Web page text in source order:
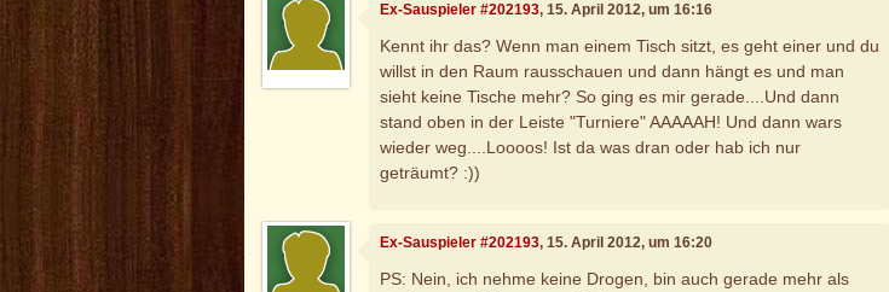
Ex-Sauspieler #202193, 15. April 2012, um 16:16
Kennt ihr das? Wenn man einem Tisch sitzt, es geht einer und du
willst in den Raum rausschauen und dann hängt es und man
sieht keine Tische mehr? So ging es mir gerade....Und dann
stand oben in der Leiste "Turniere" AAAAAH! Und dann wars
wieder weg....Loooos! Ist da was dran oder hab ich nur
geträumt? :))
Ex-Sauspieler #202193, 15. April 2012, um 16:20
PS: Nein, ich nehme keine Drogen, bin auch gerade mehr als